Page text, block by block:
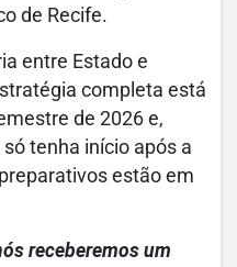
de Recife.
entre Estado e
completa está
de 2026 e,
tenha início após a
estão em
receberemos um